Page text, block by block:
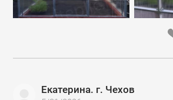
Екатерина. г. Чехов